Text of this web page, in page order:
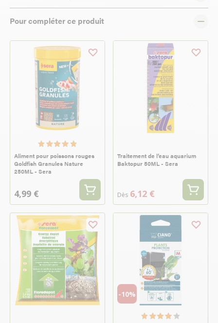
Pour compléter ce produit
Aliment pour poissons rouges
Goldfish Granules Nature
250ML - Sera
4,99 €
Traitement de l’eau aquarium
Baktopur 50ML - Sera
Dès 6,12 €
-10%